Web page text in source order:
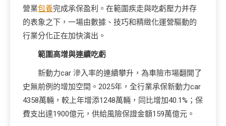
營業包養完成承保盈利。在範圍疾走與吃虧壓力并存
的表象之下，一場由數據、技巧和精緻化運營驅動的
行業分化正在加快演出。
範圍高增與連續吃虧
新動力car 滲入率的連續攀升，為車險市場翻開了
史無前例的增加空間。2025年，全行業承保新動力car
4358萬輛，較上年增添1248萬輛，同比增加40.1%；保
費支出達1900億元，供給風險保證金額159萬億元。